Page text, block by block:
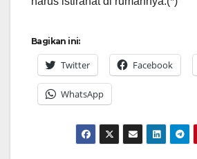
Bagikan ini:
Twitter Facebook
WhatsApp